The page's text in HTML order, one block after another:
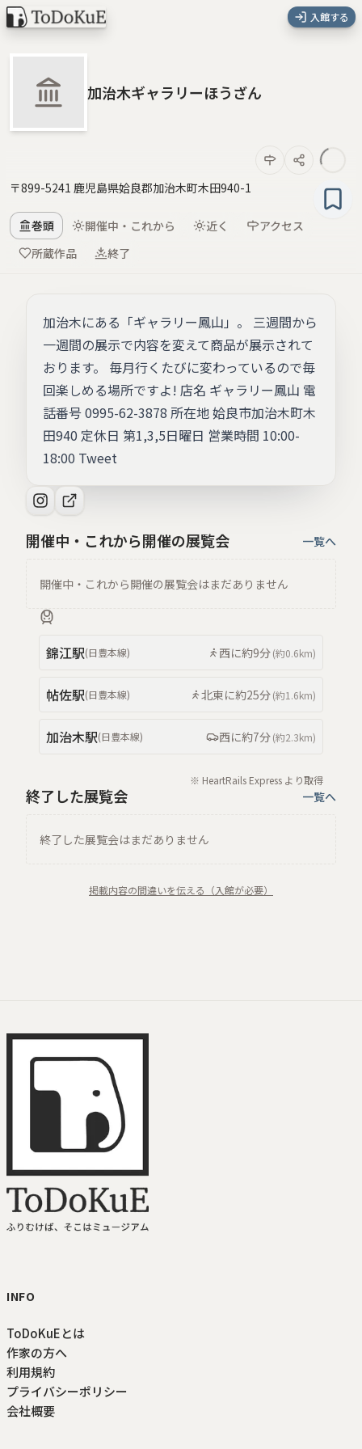
入館する
加治木ギャラリーほうざん
〒899-5241 鹿児島県姶良郡加治木町木田940-1
巻頭 開催中・これから 近く
アクセス
所蔵作品
終了
加治木にある「ギャラリー鳳山」。 三週間から
一週間の展示で内容を変えて商品が展示されて
おります。 毎月行くたびに変わっているので毎
回楽しめる場所ですよ! 店名 ギャラリー鳳山 電
話番号 0995-62-3878 所在地 姶良市加治木町木
田940 定休日 第1,3,5日曜日 営業時間 10:00-
18:00 Tweet
開催中・これから開催の展覧会 一覧へ
開催中・これから開催の展覧会はまだありません
錦江駅(日豊本線) 西に約9分(約0.6km)
帖佐駅(日豊本線) 北東に約25分(約1.6km)
加治木駅(日豊本線) 西に約7分(約2.3km)
※ HeartRails Express より取得
終了した展覧会 一覧へ
終了した展覧会はまだありません
掲載内容の間違いを伝える（入館が必要）
INFO
ToDoKuEとは
作家の方へ
利用規約
プライバシーポリシー
会社概要